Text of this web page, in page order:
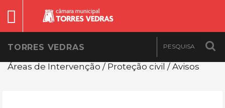
TORRES VEDRAS
Áreas de Intervenção / Proteção civil / Avisos